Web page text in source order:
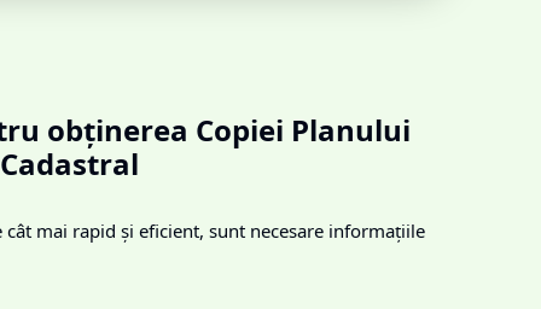
obținerea Copiei Planului
Cadastral
cât mai rapid și eficient, sunt necesare informațiile